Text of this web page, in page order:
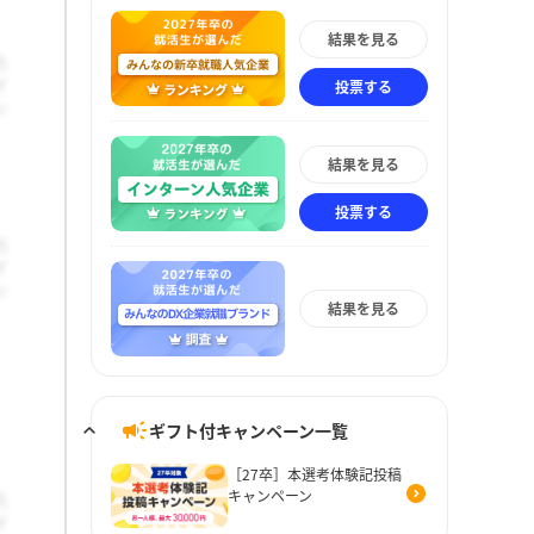
結果を見る
投票する
結果を見る
投票する
結果を見る
ギフト付キャンペーン一覧
［27卒］本選考体験記投稿
キャンペーン